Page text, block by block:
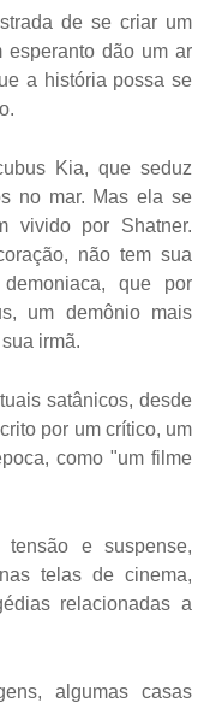
de se criar um
esperanto dão um ar
a história possa se
Kia, que seduz
no mar. Mas ela se
vivido por Shatner.
não tem sua
que por
um demônio mais
irmã.
satânicos, desde
por um crítico, um
como "um filme
tensão e suspense,
telas de cinema,
relacionadas a
algumas casas